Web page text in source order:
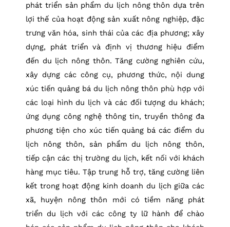
phát triển sản phẩm du lịch nông thôn dựa trên
lợi thế của hoạt động sản xuất nông nghiệp, đặc
trưng văn hóa, sinh thái của các địa phương; xây
dựng, phát triển và định vị thương hiệu điểm
đến du lịch nông thôn. Tăng cường nghiên cứu,
xây dựng các công cụ, phương thức, nội dung
xúc tiến quảng bá du lịch nông thôn phù hợp với
các loại hình du lịch và các đối tượng du khách;
ứng dụng công nghệ thông tin, truyền thông đa
phương tiện cho xúc tiến quảng bá các điểm du
lịch nông thôn, sản phẩm du lịch nông thôn,
tiếp cận các thị trường du lịch, kết nối với khách
hàng mục tiêu. Tập trung hỗ trợ, tăng cường liên
kết trong hoạt động kinh doanh du lịch giữa các
xã, huyện nông thôn mới có tiềm năng phát
triển du lịch với các công ty lữ hành để chào